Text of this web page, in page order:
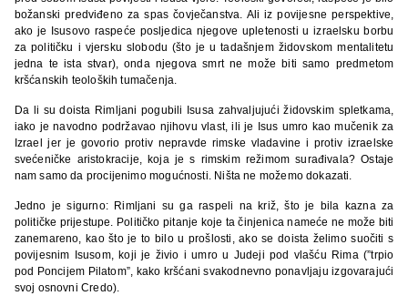
božanski predviđeno za spas čovječanstva. Ali iz povijesne perspektive,
ako je Isusovo raspeće posljedica njegove upletenosti u izraelsku borbu
za političku i vjersku slobodu (što je u tadašnjem židovskom mentalitetu
jedna te ista stvar), onda njegova smrt ne može biti samo predmetom
kršćanskih teoloških tumačenja.
Da li su doista Rimljani pogubili Isusa zahvaljujući židovskim spletkama,
iako je navodno podržavao njihovu vlast, ili je Isus umro kao mučenik za
Izrael jer je govorio protiv nepravde rimske vladavine i protiv izraelske
svećeničke aristokracije, koja je s rimskim režimom surađivala? Ostaje
nam samo da procijenimo mogućnosti. Ništa ne možemo dokazati.
Jedno je sigurno: Rimljani su ga raspeli na križ, što je bila kazna za
političke prijestupe. Političko pitanje koje ta činjenica nameće ne može biti
zanemareno, kao što je to bilo u prošlosti, ako se doista želimo suočiti s
povijesnim Isusom, koji je živio i umro u Judeji pod vlašću Rima (”trpio
pod Poncijem Pilatom”, kako kršćani svakodnevno ponavljaju izgovarajući
svoj osnovni Credo).